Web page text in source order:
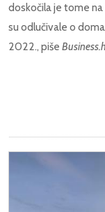
doskočila je tome
su odlučivale o
2022., piše